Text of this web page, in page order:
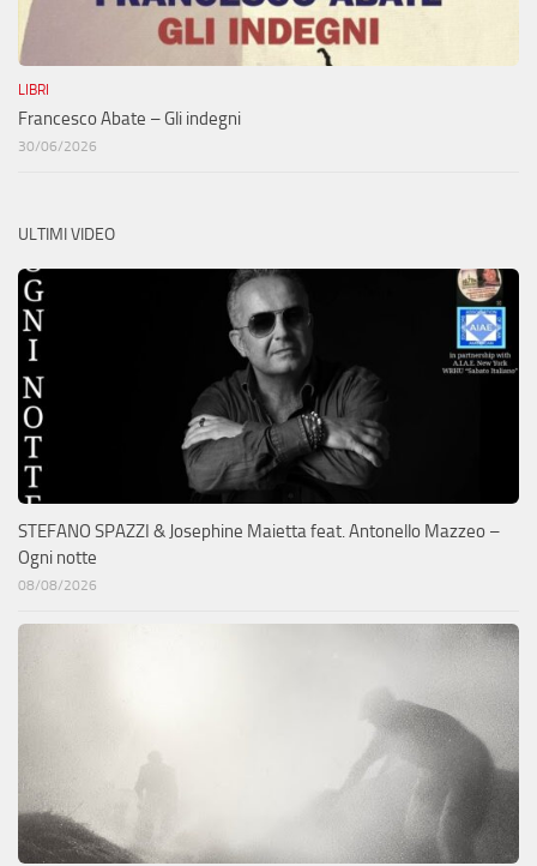
LIBRI
Francesco Abate – Gli indegni
30/06/2026
ULTIMI VIDEO
STEFANO SPAZZI & Josephine Maietta feat. Antonello Mazzeo –
Ogni notte
08/08/2026